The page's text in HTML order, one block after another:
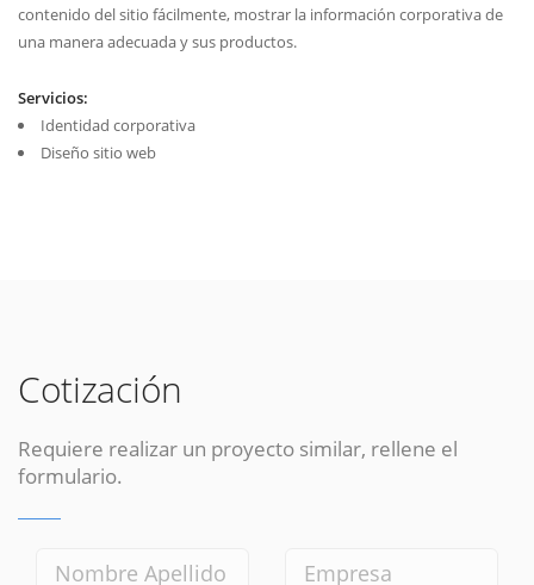
contenido del sitio fácilmente, mostrar la información corporativa de
una manera adecuada y sus productos.
Servicios:
Identidad corporativa
Diseño sitio web
Cotización
Requiere realizar un proyecto similar, rellene el
formulario.